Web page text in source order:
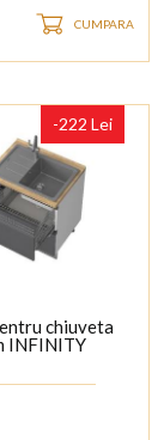
CUMPARA
-222 Lei
chiuveta
INFINITY